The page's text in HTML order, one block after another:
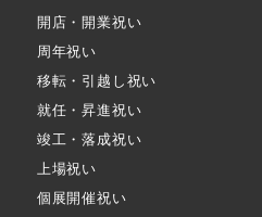
開店・開業祝い
周年祝い
移転・引越し祝い
就任・昇進祝い
竣工・落成祝い
上場祝い
個展開催祝い